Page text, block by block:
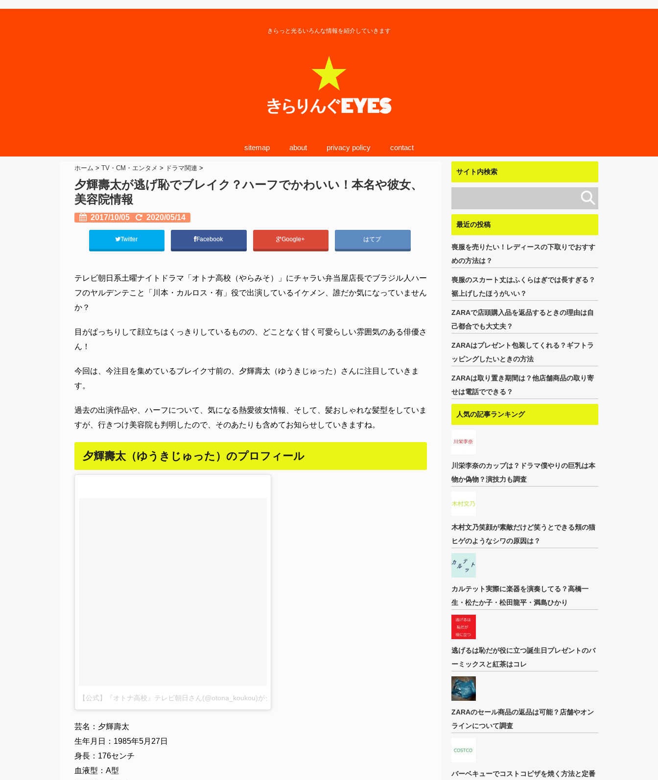
きらっと光るいろんな情報を紹介していきます
sitemap about privacy policy contact
ホーム > TV・CM・エンタメ > ドラマ関連 >
夕輝壽太が逃げ恥でブレイク？ハーフでかわいい！本名や彼女、
美容院情報
2017/10/05 2020/05/14
Twitter Facebook Google+ はてブ
テレビ朝日系土曜ナイトドラマ「オトナ高校（やらみそ）」にチャラい弁当屋店長でブラジル人ハー
フのヤルデンテこと「川本・カルロス・有」役で出演しているイケメン、誰だか気になっていません
か？
目がぱっちりして顔立ちはくっきりしているものの、どことなく甘く可愛らしい雰囲気のある俳優さ
ん！
今回は、今注目を集めているブレイク寸前の、夕輝壽太（ゆうきじゅった）さんに注目していきま
す。
過去の出演作品や、ハーフについて、気になる熱愛彼女情報、そして、髪おしゃれな髪型をしていま
すが、行きつけ美容院も判明したので、そのあたりも含めてお知らせしていきますね。
夕輝壽太（ゆうきじゅった）のプロフィール
【公式】『オトナ高校』テレビ朝日さん(@otona_koukou)がシェアした投稿
芸名：夕輝壽太
生年月日：1985年5月27日
身長：176センチ
血液型：A型
サイト内検索
最近の投稿
喪服を売りたい！レディースの下取りでおすす
めの方法は？
喪服のスカート丈はふくらはぎでは長すぎる？
裾上げしたほうがいい？
ZARAで店頭購入品を返品するときの理由は自
己都合でも大丈夫？
ZARAはプレゼント包装してくれる？ギフトラ
ッピングしたいときの方法
ZARAは取り置き期間は？他店舗商品の取り寄
せは電話でできる？
人気の記事ランキング
川栄李奈のカップは？ドラマ僕やりの巨乳は本
物か偽物？演技力も調査
木村文乃笑顔が素敵だけど笑うとできる頬の猫
ヒゲのようなシワの原因は？
カルテット実際に楽器を演奏してる？高橋一
生・松たか子・松田龍平・満島ひかり
逃げるは恥だが役に立つ誕生日プレゼントのバ
ーミックスと紅茶はコレ
ZARAのセール商品の返品は可能？店舗やオン
ラインについて調査
バーベキューでコストコピザを焼く方法と定番